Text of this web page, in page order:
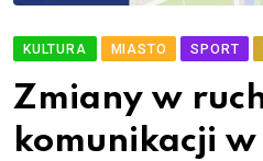
KULTURA MIASTO SPORT
Zmiany w
komunikacji